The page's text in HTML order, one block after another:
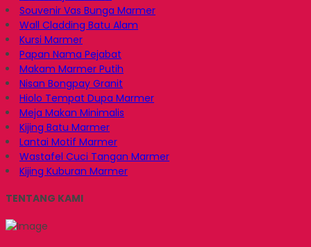
Souvenir Vas Bunga Marmer
Wall Cladding Batu Alam
Kursi Marmer
Papan Nama Pejabat
Makam Marmer Putih
Nisan Bongpay Granit
Hiolo Tempat Dupa Marmer
Meja Makan Minimalis
Kijing Batu Marmer
Lantai Motif Marmer
Wastafel Cuci Tangan Marmer
Kijing Kuburan Marmer
TENTANG KAMI